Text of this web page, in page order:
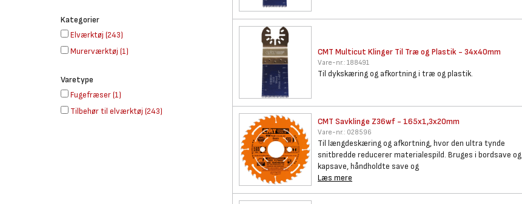
Kategorier
Elværktøj (243)
Murerværktøj (1)
Varetype
Fugefræser(1)
Tilbehør til elværktøj (243)
CMT Multicut Klinger Til Træ og Plastik - 34x40mm
Vare-nr.: 188491
Til dykskæring og afkortning i træ og plastik.
CMT Savklinge Z36wf - 165x1,3x20mm
Vare-nr.: 028596
Til længdeskæring og afkortning, hvor den ultra tynde
snitbredde reducerer materialespild. Bruges i bordsave og
kapsave, håndholdte save og
Læs mere